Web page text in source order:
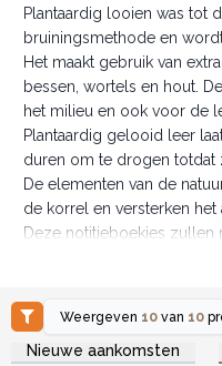
Plantaardig looien was tot
bruiningsmethode en
Het maakt gebruik van
bessen, wortels en hout.
het milieu en ook voor de
Plantaardig gelooid leer
duren om te drogen totdat
De elementen van de
de korrel en versterken het
Deze notitieboekjes zullen
verouderen. Misschien
ook leuk.
* Chroomvrij, * Loodvrij, *
Bestel vandaag nog!!
Weergeven 10 van 10
Nieuwe aankomsten
Log in of registreer u voor
groothandelsprijzen.